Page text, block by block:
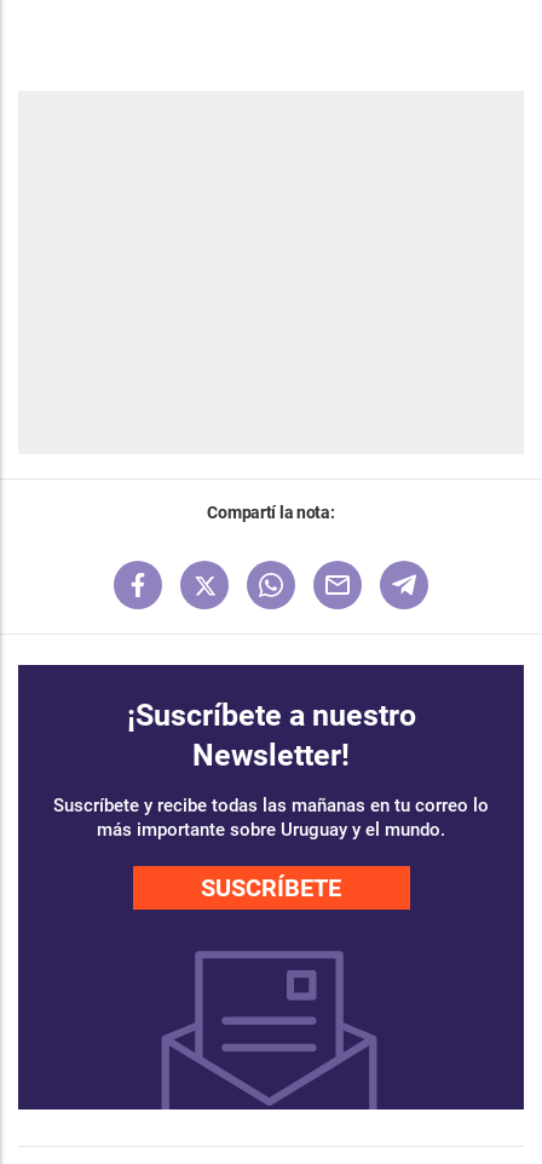
Compartí la nota:
¡Suscríbete a nuestro
Newsletter!
Suscríbete y recibe todas las mañanas en tu correo lo
más importante sobre Uruguay y el mundo.
SUSCRÍBETE